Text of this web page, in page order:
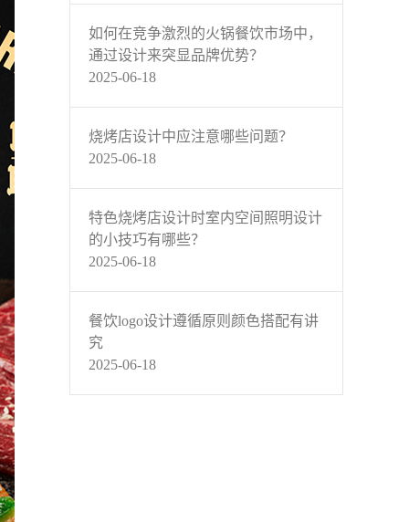
如何在竞争激烈的火锅餐饮市场中，
通过设计来突显品牌优势？
2025-06-18
烧烤店设计中应注意哪些问题？
2025-06-18
特色烧烤店设计时室内空间照明设计
的小技巧有哪些？
2025-06-18
餐饮logo设计遵循原则颜色搭配有讲
究
2025-06-18